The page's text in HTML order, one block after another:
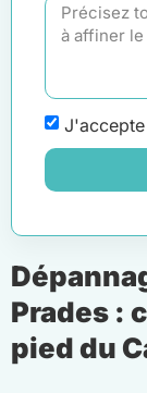
Prades :
pied du